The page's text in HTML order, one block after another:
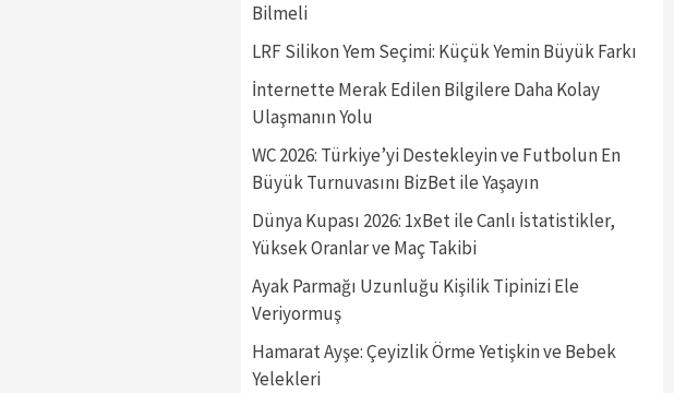
Bilmeli
LRF Silikon Yem Seçimi: Küçük Yemin Büyük Farkı
İnternette Merak Edilen Bilgilere Daha Kolay
Ulaşmanın Yolu
WC 2026: Türkiye’yi Destekleyin ve Futbolun En
Büyük Turnuvasını BizBet ile Yaşayın
Dünya Kupası 2026: 1xBet ile Canlı İstatistikler,
Yüksek Oranlar ve Maç Takibi
Ayak Parmağı Uzunluğu Kişilik Tipinizi Ele
Veriyormuş
Hamarat Ayşe: Çeyizlik Örme Yetişkin ve Bebek
Yelekleri